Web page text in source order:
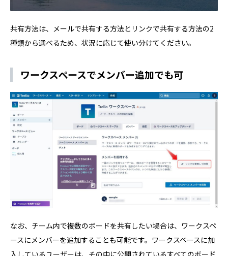
共有方法は、メールで共有する方法とリンクで共有する方法の2
種類から選べるため、状況に応じて使い分けてください。
ワークスペースでメンバー追加でも可
なお、チーム内で複数のボードを共有したい場合は、ワークスペ
ースにメンバーを追加することも可能です。ワークスペースに加